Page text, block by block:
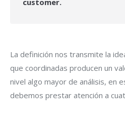
customer.
La definición nos transmite la
que coordinadas producen un
nivel algo mayor de análisis, en
debemos prestar atención a